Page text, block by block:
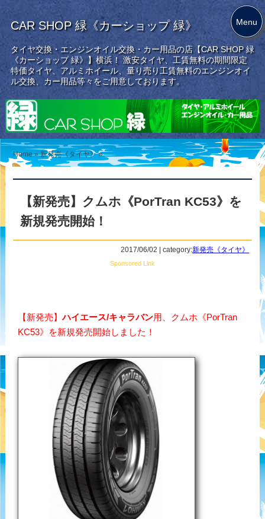
CAR SHOP 緑《カーショップ 緑》
タイヤ交換・エンジンオイル交換・カー用品の店【CAR SHOP 緑
《カーショップ 緑》】横浜！ 激安タイヤ、工賃無料の期間限定
特価タイヤ、アルミホイール、量り売り工賃無料のエンジンオイ
ル交換、カー用品等々をご用意しております。
Home »新発売《タイヤ》 »
【新発売】クムホ《PorTran KC53》を
新規発売開始！
2017/06/02 | category:新発売《タイヤ》
Sponsored Link
【新発売】ハイエース/キャラバン用、クムホ《PorTran
KC53》を新規発売開始しました！
Menu